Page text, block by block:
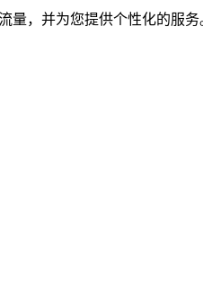
量，并为您提供个性化的服